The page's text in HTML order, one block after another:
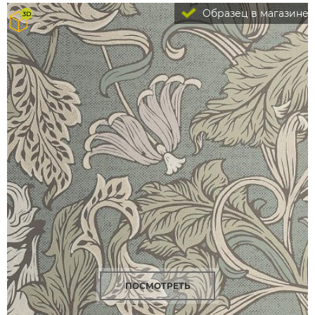
Образец в магазине
ПОСМОТРЕТЬ